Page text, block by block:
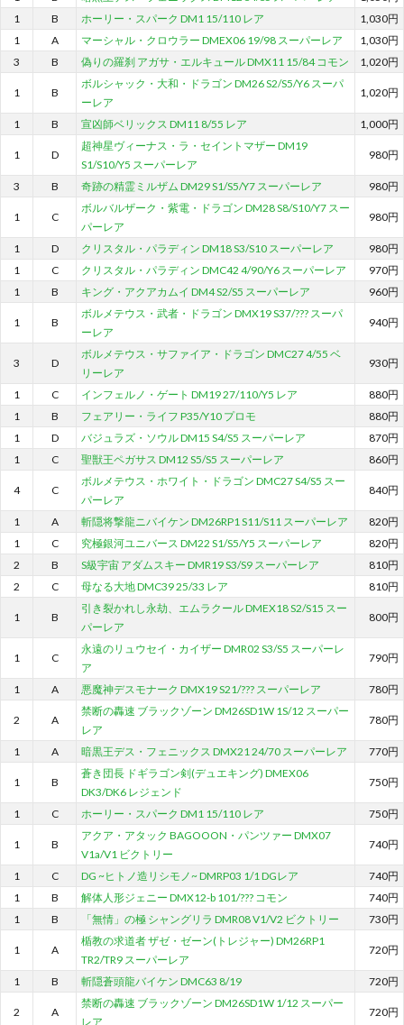
1
B ホーリー・スパーク DM1 15/110 レア
1,030円
1
A マーシャル・クロウラー DMEX06 19/98 スーパーレア
1,030円
3
B 偽りの羅刹 アガサ・エルキュール DMX11 15/84 コモン 1,020円
1 B
ボルシャック・大和・ドラゴン DM26 S2/S5/Y6 スーパ
ーレア
1,020円
1 B 宣凶師ベリックス DM11 8/55 レア 1,000円
1 D
超神星ヴィーナス・ラ・セイントマザー DM19
S1/S10/Y5 スーパーレア
980円
3 B 奇跡の精霊ミルザム DM29 S1/S5/Y7 スーパーレア 980円
1 C
ボルバルザーク・紫電・ドラゴン DM28 S8/S10/Y7 スー
パーレア
980円
1 D クリスタル・パラディン DM18 S3/S10 スーパーレア
980円
1
C クリスタル・パラディン DMC42 4/90/Y6 スーパーレア
970円
1
B キング・アクアカムイ DM4 S2/S5 スーパーレア 960円
1 B
ボルメテウス・武者・ドラゴン DMX19 S37/??? スーパ
ーレア
940円
3 D
ボルメテウス・サファイア・ドラゴン DMC27 4/55 ベ
リーレア
930円
1 C インフェルノ・ゲート DM19 27/110/Y5 レア
880円
1
B フェアリー・ライフ P35/Y10 プロモ
880円
1
D バジュラズ・ソウル DM15 S4/S5 スーパーレア
870円
1
C 聖獣王ペガサス DM12 S5/S5 スーパーレア 860円
4 C
ボルメテウス・ホワイト・ドラゴン DMC27 S4/S5 スー
パーレア
840円
1 A 斬隠将撃龍ニバイケン DM26RP1 S11/S11 スーパーレア
820円
1
C 究極銀河ユニバース DM22 S1/S5/Y5 スーパーレア
820円
2
B S級宇宙 アダムスキー DMR19 S3/S9 スーパーレア
810円
2
C 母なる大地 DMC39 25/33 レア 810円
1 B
引き裂かれし永劫、エムラクール DMEX18 S2/S15 スー
パーレア
800円
1 C
永遠のリュウセイ・カイザー DMR02 S3/S5 スーパーレ
ア
790円
1 A 悪魔神デスモナーク DMX19 S21/??? スーパーレア 780円
2 A
禁断の轟速 ブラックゾーン DM26SD1W 1S/12 スーパー
レア
780円
1 A 暗黒王デス・フェニックス DMX21 24/70 スーパーレア 770円
1 B
蒼き団長 ドギラゴン剣(デュエキング) DMEX06
DK3/DK6 レジェンド
750円
1 C ホーリー・スパーク DM1 15/110 レア 750円
1 B
アクア・アタック BAGOOON・パンツァー DMX07
V1a/V1 ビクトリー
740円
1 C DG ~ヒトノ造リシモノ~ DMRP03 1/1 DGレア
740円
1
B 解体人形ジェニー DMX12-b 101/??? コモン
740円
1
B 「無情」の極 シャングリラ DMR08 V1/V2 ビクトリー 730円
1 A
楯教の求道者 ザゼ・ゼーン(トレジャー) DM26RP1
TR2/TR9 スーパーレア
720円
1 B 斬隠蒼頭龍バイケン DMC63 8/19 720円
2 A
禁断の轟速 ブラックゾーン DM26SD1W 1/12 スーパー
レア
720円